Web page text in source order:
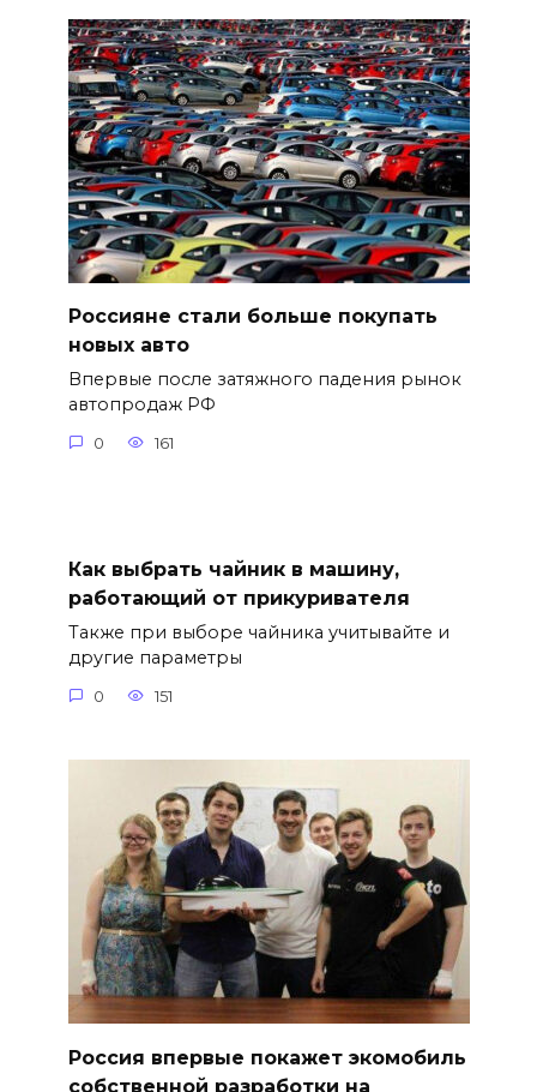
Россияне стали больше покупать
новых авто
Впервые после затяжного падения рынок
автопродаж РФ
0 161
Как выбрать чайник в машину,
работающий от прикуривателя
Также при выборе чайника учитывайте и
другие параметры
0 151
Россия впервые покажет экомобиль
собственной разработки на